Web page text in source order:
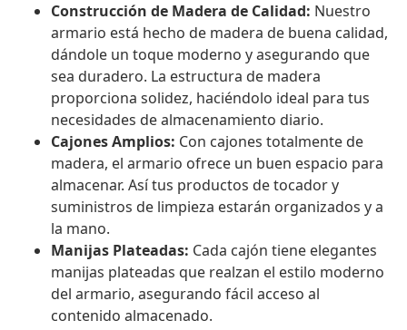
Construcción de Madera de Calidad: Nuestro
armario está hecho de madera de buena calidad,
dándole un toque moderno y asegurando que
sea duradero. La estructura de madera
proporciona solidez, haciéndolo ideal para tus
necesidades de almacenamiento diario.
Cajones Amplios: Con cajones totalmente de
madera, el armario ofrece un buen espacio para
almacenar. Así tus productos de tocador y
suministros de limpieza estarán organizados y a
la mano.
Manijas Plateadas: Cada cajón tiene elegantes
manijas plateadas que realzan el estilo moderno
del armario, asegurando fácil acceso al
contenido almacenado.